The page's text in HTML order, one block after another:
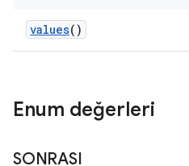
values()
Enum değerleri
SONRASI